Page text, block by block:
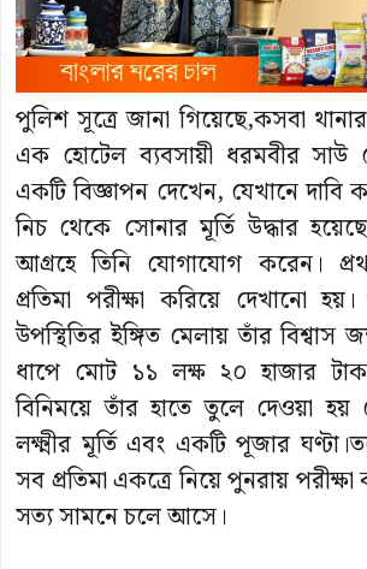
পুলিশ সূত্রে জানা গিয়েছে,কসবা
এক হোটেল ব্যবসায়ী ধরমবীর সাউ
একটি বিজ্ঞাপন দেখেন, যেখানে দাবি
নিচ থেকে সোনার মূর্তি উদ্ধার
আগ্রহে তিনি যোগাযোগ করেন।
প্রতিমা পরীক্ষা করিয়ে দেখানো
উপস্থিতির ইঙ্গিত মেলায় তাঁর বিশ্বাস
ধাপে মোট ১১ লক্ষ ২০ হাজার
বিনিময়ে তাঁর হাতে তুলে দেওয়া
লক্ষ্মীর মূর্তি এবং একটি পূজার
সব প্রতিমা একত্রে নিয়ে পুনরায়
সত্য সামনে চলে আসে।